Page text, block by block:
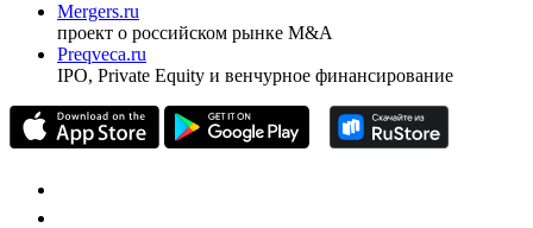
Investfunds
универсальный ресурс по фондовому рынку для
частного инвестора России
проект о российском рынке M&A
Preqveca.ru